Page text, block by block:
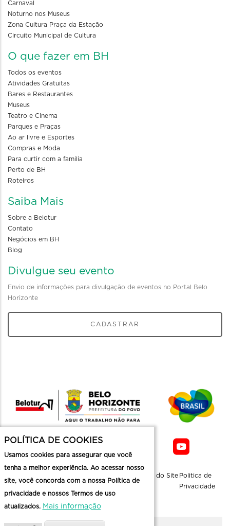
Carnaval
Noturno nos Museus
Zona Cultura Praça da Estação
Circuito Municipal de Cultura
O que fazer em BH
Todos os eventos
Atividades Gratuitas
Bares e Restaurantes
Museus
Teatro e Cinema
Parques e Praças
Ao ar livre e Esportes
Compras e Moda
Para curtir com a familia
Perto de BH
Roteiros
Saiba Mais
Sobre a Belotur
Contato
Negócios em BH
Blog
Divulgue seu evento
Envio de informações para divulgação de eventos no Portal Belo
Horizonte
CADASTRAR
Mapa do Site Politica de
Privacidade
POLÍTICA DE COOKIES
Usamos cookies para assegurar que você
tenha a melhor experiência. Ao acessar nosso
site, você concorda com a nossa Política de
privacidade e nossos Termos de uso
atualizados. Mais informação